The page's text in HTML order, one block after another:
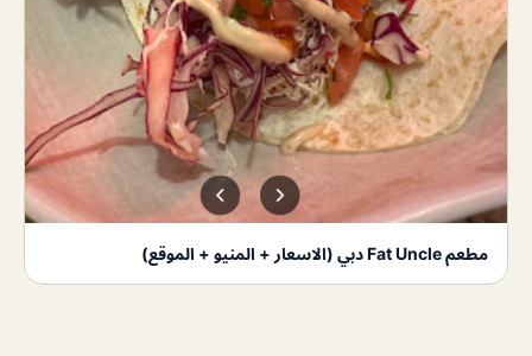
مطعم Fat Uncle دبي (الاسعار + المنيو + الموقع)